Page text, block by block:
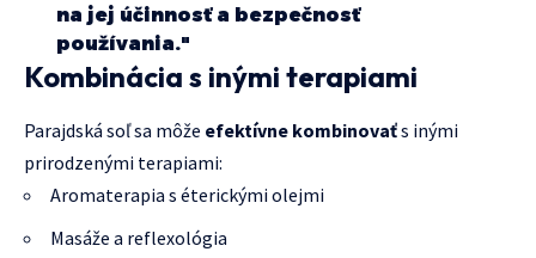
na jej účinnosť a bezpečnosť
používania."
Kombinácia s inými terapiami
Parajdská soľ sa môže efektívne kombinovaťs inými
prirodzenými terapiami:
Aromaterapia s éterickými olejmi
Masáže a reflexológia